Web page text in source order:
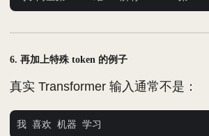
6. 再加上特殊 token 的例子
真实 Transformer 输入通常不是：